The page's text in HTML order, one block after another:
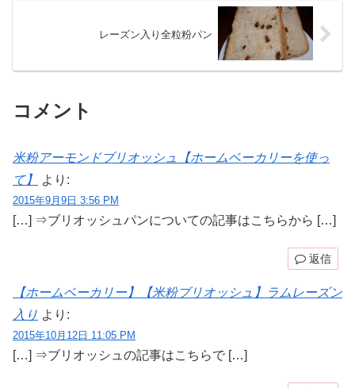
レーズン入り全粒粉パン
コメント
米粉アーモンドブリオッシュ【ホームベーカリーを使っ
て】
より:
2015年9月9日 3:56 PM
[…] ⇒ブリオッシュパンについての記事はこちらから […]
返信
【ホームベーカリー】【米粉ブリオッシュ】ラムレーズン
入り より:
2015年10月12日 11:05 PM
[…] ⇒ブリオッシュの記事はこちらで […]